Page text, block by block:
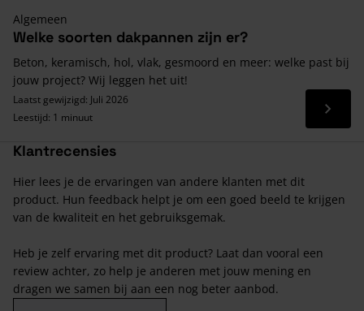
Algemeen
Welke soorten dakpannen zijn er?
Beton, keramisch, hol, vlak, gesmoord en meer: welke past bij
jouw project? Wij leggen het uit!
Laatst gewijzigd: Juli 2026
Leestijd: 1 minuut
Lees
Klantrecensies
Hier lees je de ervaringen van andere klanten met dit
product. Hun feedback helpt je om een goed beeld te krijgen
van de kwaliteit en het gebruiksgemak.
Heb je zelf ervaring met dit product? Laat dan vooral een
review achter, zo help je anderen met jouw mening en
dragen we samen bij aan een nog beter aanbod.